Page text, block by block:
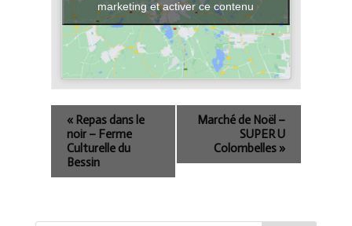
marketing et activer ce contenu
«Repas dans le
noir – Ferme
Culturelle du
Bessin
Marché de Noël –
SUPER U
Colombelles »